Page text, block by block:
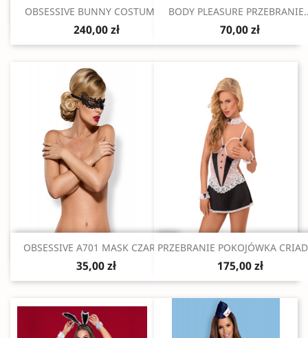
Szybki podgląd
OBSESSIVE BUNNY COSTUME...
240,00 zł
Szybki podgląd
BODY PLEASURE
70,00 zł
Szybki podgląd
OBSESSIVE A701 MASK CZARNA
35,00 zł
Szybki podgląd
PRZEBRANIE POKOJÓWKA
175,00 zł